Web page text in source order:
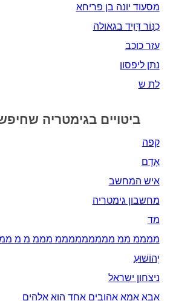
מסעוד יונה בן פריחא
כִנּֽוֹר דָּוִיד בגאולה
עזר כוכב
נתן ליפסון
לת ש
ביטויים בגימטריה
קפה
אָדָם‎
איש המחשב
מחשבון גימטריה
מד
ממממ ממ מממממממממ מממ מ מ
יְהוֹשׁוּעַ
ניצחון ישראל
אבא אמא אהובים אחד הוא אלהים